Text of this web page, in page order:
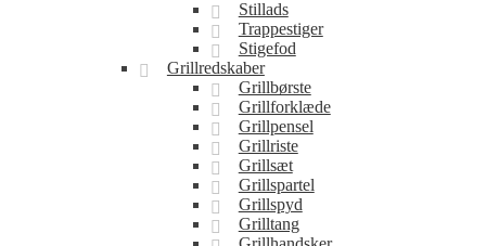
Stillads
Trappestiger
Stigefod
Grillredskaber
Grillbørste
Grillforklæde
Grillpensel
Grillriste
Grillsæt
Grillspartel
Grillspyd
Grilltang